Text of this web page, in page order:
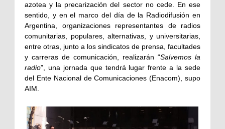
azotea y la precarización del sector no cede. En ese
sentido, y en el marco del día de la Radiodifusión en
Argentina, organizaciones representantes de radios
comunitarias, populares, alternativas, y universitarias,
entre otras, junto a los sindicatos de prensa, facultades
y carreras de comunicación, realizarán “Salvemos la
radio”, una jornada que tendrá lugar frente a la sede
del Ente Nacional de Comunicaciones (Enacom), supo
AIM.